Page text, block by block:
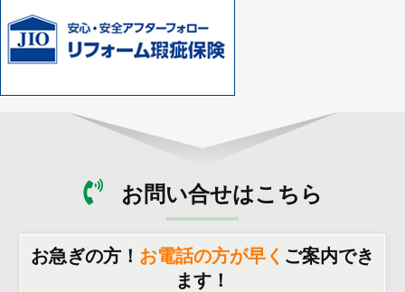
お問い合せはこちら
お急ぎの方！ お電話の方が早く ご案内でき
ます！